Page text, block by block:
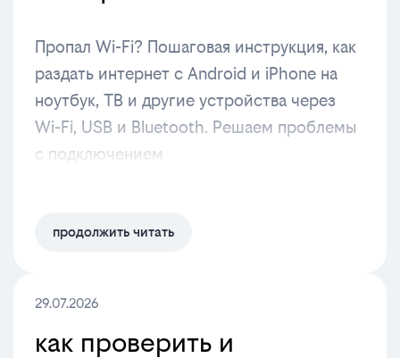
Пропал Wi-Fi? Пошаговая инструкция, как
раздать интернет с Android и iPhone на
ноутбук, ТВ и другие устройства через
Wi-Fi, USB и Bluetooth. Решаем проблемы
с подключением
продолжить читать
29.07.2026
как проверить и